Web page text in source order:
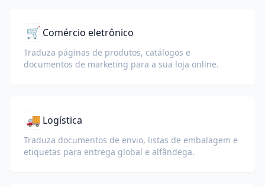
🛒 Comércio eletrônico
Traduza páginas de produtos, catálogos e
documentos de marketing para a sua loja online.
🚚 Logística
Traduza documentos de envio, listas de embalagem e
etiquetas para entrega global e alfândega.